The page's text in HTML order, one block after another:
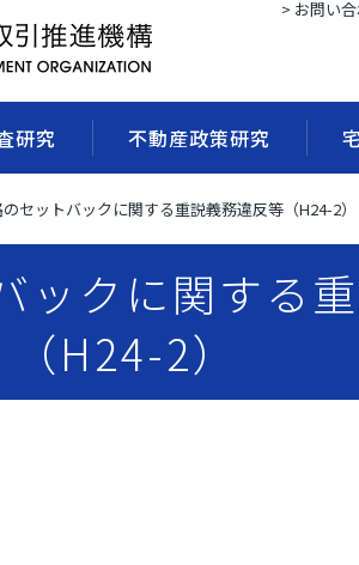
> お問い
研究 不動産政策研究
のセットバックに関する重説義務違反等（H24-2）
ックに関する
（H24-2）